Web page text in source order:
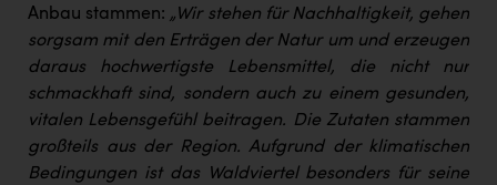
Anbau stammen: „Wir stehen für Nachhaltigkeit, gehen
sorgsam mit den Erträgen der Natur um und erzeugen
daraus hochwertigste Lebensmittel, die nicht nur
schmackhaft sind, sondern auch zu einem gesunden,
vitalen Lebensgefühl beitragen. Die Zutaten stammen
großteils aus der Region. Aufgrund der klimatischen
Bedingungen ist das Waldviertel besonders für seine